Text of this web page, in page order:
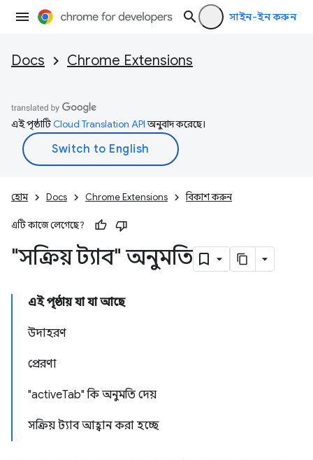
সাইন-ইন করুন
Docs Chrome Extensions
এই পৃষ্ঠাটিCloud Translation APIঅনুবাদ করেছে।
হোম Docs Chrome Extensions বিকাশ করুন
এটি কাজে লেগেছে?
"সক্রিয় ট্যাব" অনুমতি
এই পৃষ্ঠায় যা যা আছে
উদাহরণ
প্রেরণা
"activeTab" কি অনুমতি দেয়
সক্রিয় ট্যাব আহ্বান করা হচ্ছে